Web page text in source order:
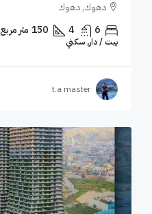
دهوك, دهوك
6
4
150 متر مربع
بيت / دار, سكني
t.a master